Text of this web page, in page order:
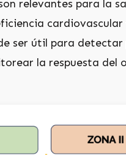
relevantes para la
ser útil para detectar
la respuesta del